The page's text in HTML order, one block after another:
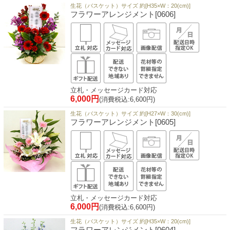
生花（バスケット）サイズ 約[H35×W：20(cm)]
フラワーアレンジメント[0606]
立札・メッセージカード対応
6,000円 (消費税込:6,600円)
生花（バスケット）サイズ 約[H27×W：30(cm)]
フラワーアレンジメント[0605]
立札・メッセージカード対応
6,000円 (消費税込:6,600円)
生花（バスケット）サイズ 約[H35×W：20(cm)]